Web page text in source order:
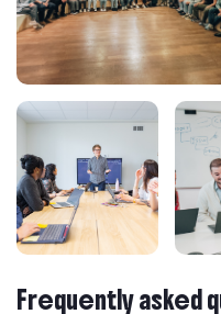
Frequently asked